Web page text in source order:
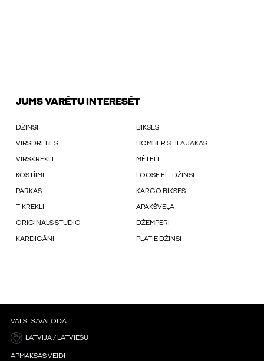
JUMS VARĒTU INTERESĒT
DŽINSI BIKSES
VIRSDRĒBES BOMBER STILA JAKAS
VIRSKREKLI MĒTELI
KOSTĪIMI LOOSE FIT DŽINSI
PARKAS KARGO BIKSES
T-KREKLI APAKŠVEĻA
ORIGINALS STUDIO DŽEMPERI
KARDIGĀNI PLATIE DŽINSI
VALSTS/VALODA
LATVIJA / LATVIEŠU
APMAKSAS VEIDI